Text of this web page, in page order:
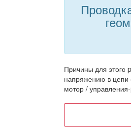
Причины для этого
напряжению в цепи
мотор /